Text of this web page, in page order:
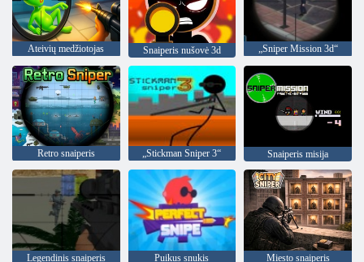
Ateivių medžiotojas Snaiperis nušovė 3d „Sniper Mission 3d“
Retro snaiperis „Stickman Sniper 3“ Snaiperis misija
Legendinis snaiperis Puikus snukis Miesto snaiperis